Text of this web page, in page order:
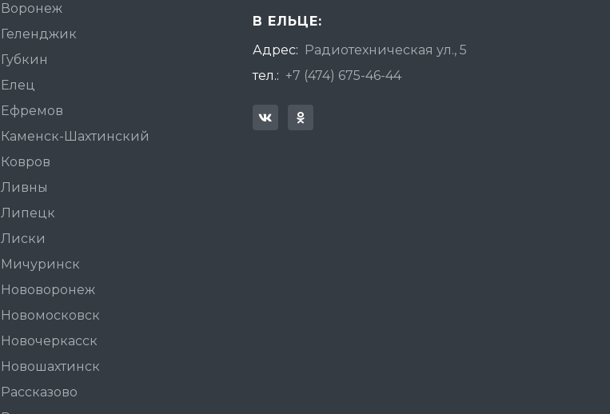
Воронеж
Геленджик
Губкин
Елец
Ефремов
Каменск-Шахтинский
Ковров
Ливны
Липецк
Лиски
Мичуринск
Нововоронеж
Новомосковск
Новочеркасск
Новошахтинск
Рассказово
В ЕЛЬЦЕ:
Адрес:
Радиотехническая ул., 5
тел.: +7 (474) 675-46-44